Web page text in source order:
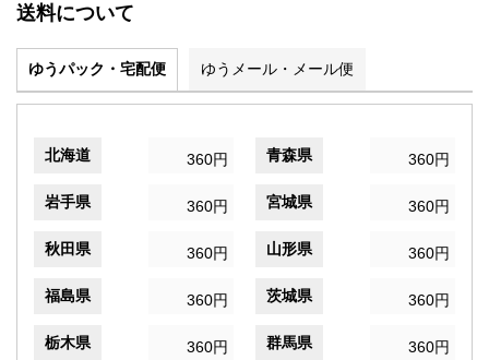
送料について
ゆうパック・宅配便 ゆうメール・メール便
北海道 360円 青森県 360円
岩手県 360円 宮城県 360円
秋田県 360円 山形県 360円
福島県 360円 茨城県 360円
栃木県 360円 群馬県 360円